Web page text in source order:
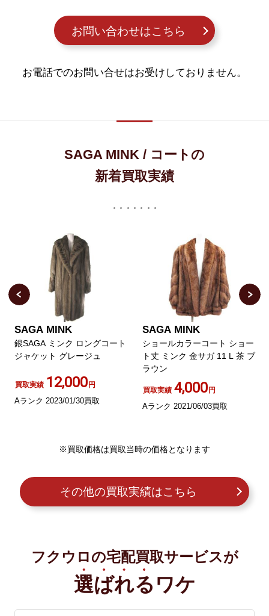
お問い合わせはこちら
お電話でのお問い合せはお受けしておりません。
SAGA MINK / コートの
新着買取実績
SAGA MINK
銀SAGA ミンク ロングコート
ジャケット グレージュ
買取実績 12,000円
Aランク 2023/01/30買取
SAGA MINK
ショールカラーコート ショー
ト丈 ミンク 金サガ 11 L 茶 ブ
ラウン
買取実績 4,000円
Aランク 2021/06/03買取
※買取価格は買取当時の価格となります
その他の買取実績はこちら
フクウロの宅配買取サービスが
選ばれる ワケ